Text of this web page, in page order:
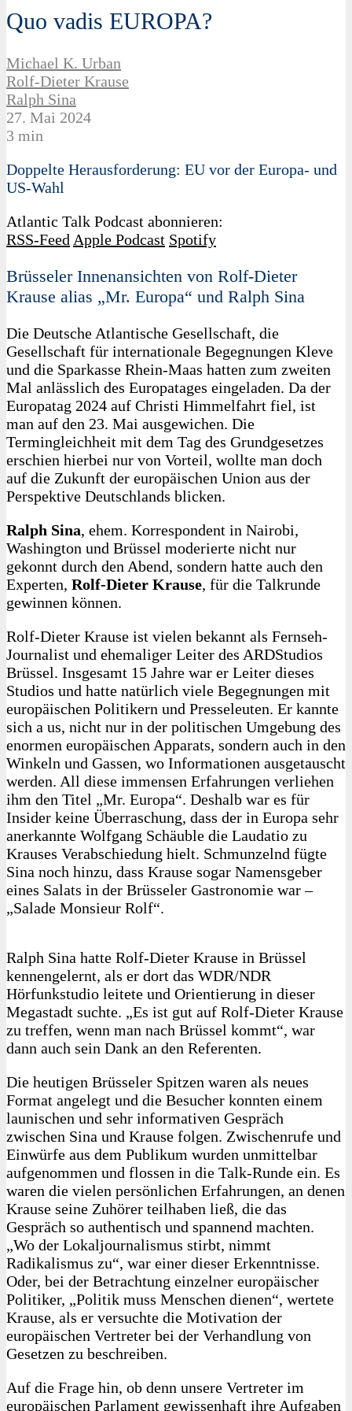
Quo vadis EUROPA?
Michael K. Urban
Rolf-Dieter Krause
Ralph Sina
27. Mai 2024
3 min
Doppelte Herausforderung: EU vor der Europa- und
US-Wahl
Atlantic Talk Podcast abonnieren:
RSS-Feed Apple Podcast Spotify
Brüsseler Innenansichten von Rolf-Dieter
Krause alias „Mr. Europa“ und Ralph Sina
Die Deutsche Atlantische Gesellschaft, die
Gesellschaft für internationale Begegnungen Kleve
und die Sparkasse Rhein-Maas hatten zum zweiten
Mal anlässlich des Europatages eingeladen. Da der
Europatag 2024 auf Christi Himmelfahrt fiel, ist
man auf den 23. Mai ausgewichen. Die
Termingleichheit mit dem Tag des Grundgesetzes
erschien hierbei nur von Vorteil, wollte man doch
auf die Zukunft der europäischen Union aus der
Perspektive Deutschlands blicken.
Ralph Sina, ehem. Korrespondent in Nairobi,
Washington und Brüssel moderierte nicht nur
gekonnt durch den Abend, sondern hatte auch den
Experten, Rolf-Dieter Krause, für die Talkrunde
gewinnen können.
Rolf-Dieter Krause ist vielen bekannt als Fernseh-
Journalist und ehemaliger Leiter des ARDStudios
Brüssel. Insgesamt 15 Jahre war er Leiter dieses
Studios und hatte natürlich viele Begegnungen mit
europäischen Politikern und Presseleuten. Er kannte
sich a us, nicht nur in der politischen Umgebung des
enormen europäischen Apparats, sondern auch in den
Winkeln und Gassen, wo Informationen ausgetauscht
werden. All diese immensen Erfahrungen verliehen
ihm den Titel „Mr. Europa“. Deshalb war es für
Insider keine Überraschung, dass der in Europa sehr
anerkannte Wolfgang Schäuble die Laudatio zu
Krauses Verabschiedung hielt. Schmunzelnd fügte
Sina noch hinzu, dass Krause sogar Namensgeber
eines Salats in der Brüsseler Gastronomie war –
„Salade Monsieur Rolf“.
Ralph Sina hatte Rolf-Dieter Krause in Brüssel
kennengelernt, als er dort das WDR/NDR
Hörfunkstudio leitete und Orientierung in dieser
Megastadt suchte. „Es ist gut auf Rolf-Dieter Krause
zu treffen, wenn man nach Brüssel kommt“, war
dann auch sein Dank an den Referenten.
Die heutigen Brüsseler Spitzen waren als neues
Format angelegt und die Besucher konnten einem
launischen und sehr informativen Gespräch
zwischen Sina und Krause folgen. Zwischenrufe und
Einwürfe aus dem Publikum wurden unmittelbar
aufgenommen und flossen in die Talk-Runde ein. Es
waren die vielen persönlichen Erfahrungen, an denen
Krause seine Zuhörer teilhaben ließ, die das
Gespräch so authentisch und spannend machten.
„Wo der Lokaljournalismus stirbt, nimmt
Radikalismus zu“, war einer dieser Erkenntnisse.
Oder, bei der Betrachtung einzelner europäischer
Politiker, „Politik muss Menschen dienen“, wertete
Krause, als er versuchte die Motivation der
europäischen Vertreter bei der Verhandlung von
Gesetzen zu beschreiben.
Auf die Frage hin, ob denn unsere Vertreter im
europäischen Parlament gewissenhaft ihre Aufgaben